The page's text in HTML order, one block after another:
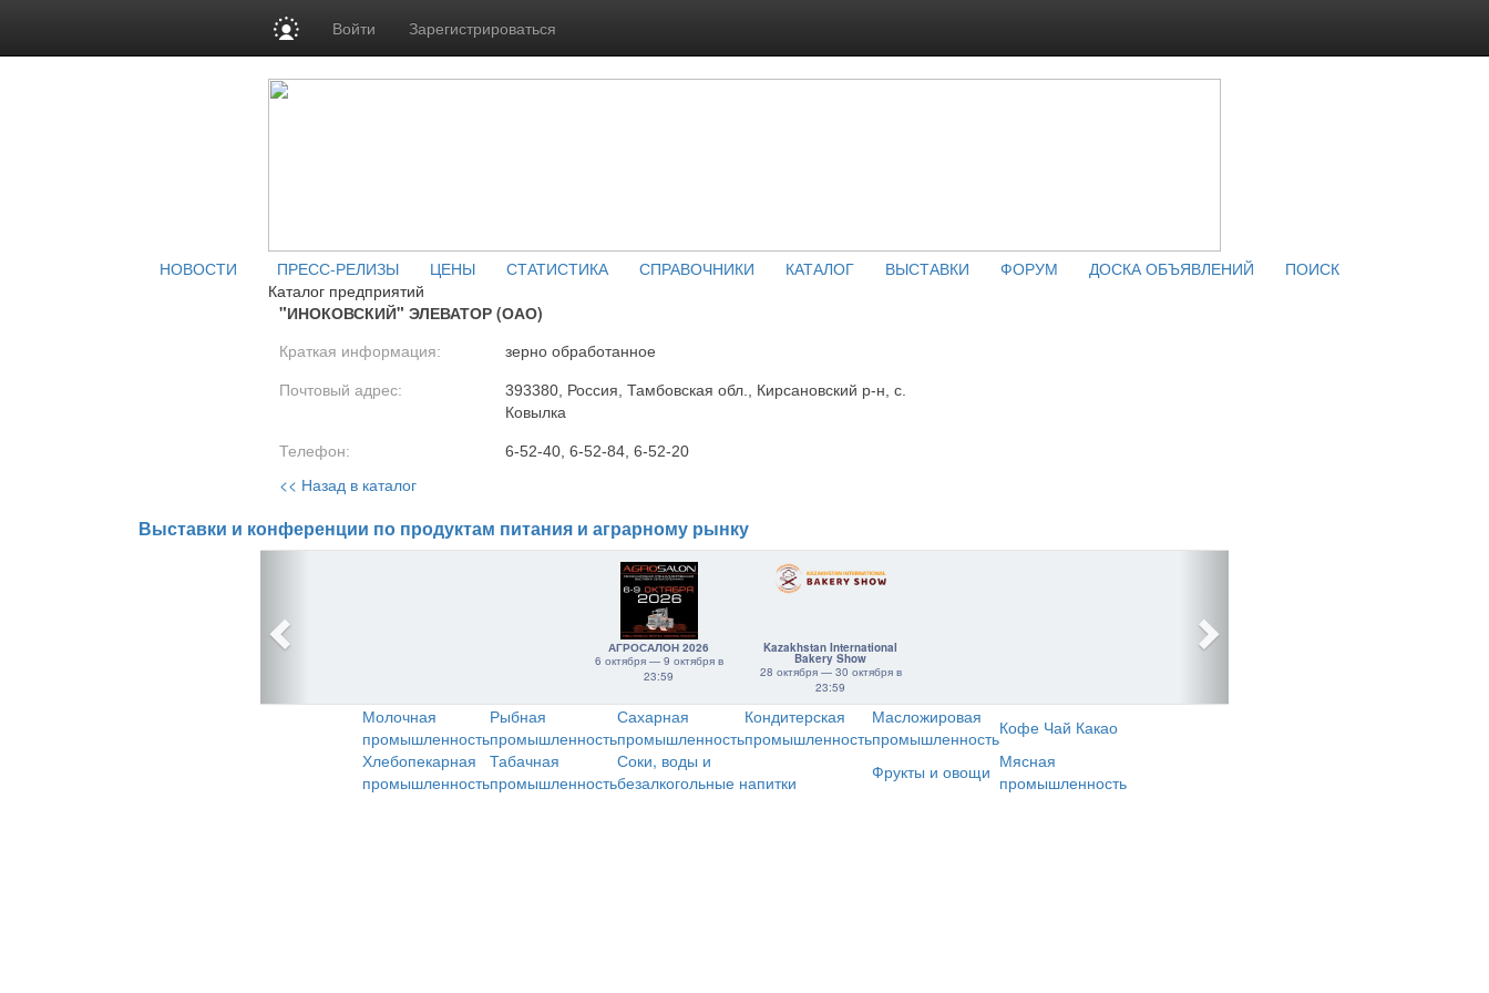
Войти Зарегистрироваться
НОВОСТИ ПРЕСС-РЕЛИЗЫ ЦЕНЫ СТАТИСТИКА СПРАВОЧНИКИ КАТАЛОГ ВЫСТАВКИ ФОРУМ ДОСКА ОБЪЯВЛЕНИЙ
ПОИСК
Каталог предприятий
"ИНОКОВСКИЙ" ЭЛЕВАТОР (ОАО)
Краткая информация: зерно обработанное
Почтовый адрес:
393380, Россия, Тамбовская обл., Кирсановский р-н, с.
Ковылка
Телефон: 6-52-40, 6-52-84, 6-52-20
<< Назад в каталог
Выставки и конференции по продуктам питания и аграрному рынку
АГРОСАЛОН 2026
6 октября — 9 октября в
23:59
Kazakhstan International
Bakery Show
28 октября — 30 октября в
23:59
Молочная
промышленность
Рыбная
промышленность
Сахарная
промышленность
Кондитерская
промышленность
Масложировая
промышленностьКофе Чай Какао
Хлебопекарная
промышленность
Табачная
промышленность
Соки, воды и
безалкогольные напитки
Фрукты и овощи Мясная
промышленность